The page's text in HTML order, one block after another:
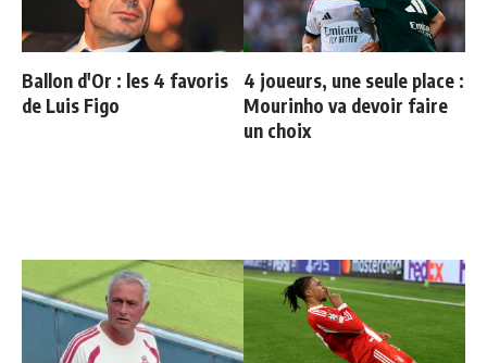
Ballon d'Or : les 4 favoris
de Luis Figo
4 joueurs, une seule place :
Mourinho va devoir faire
un choix